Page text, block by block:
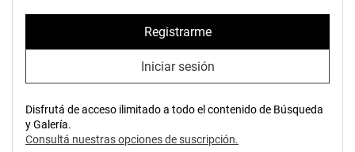
Registrarme
Iniciar sesión
Disfrutá de acceso ilimitado a todo el contenido de Búsqueda
y Galería.
Consultá nuestras opciones de suscripción.